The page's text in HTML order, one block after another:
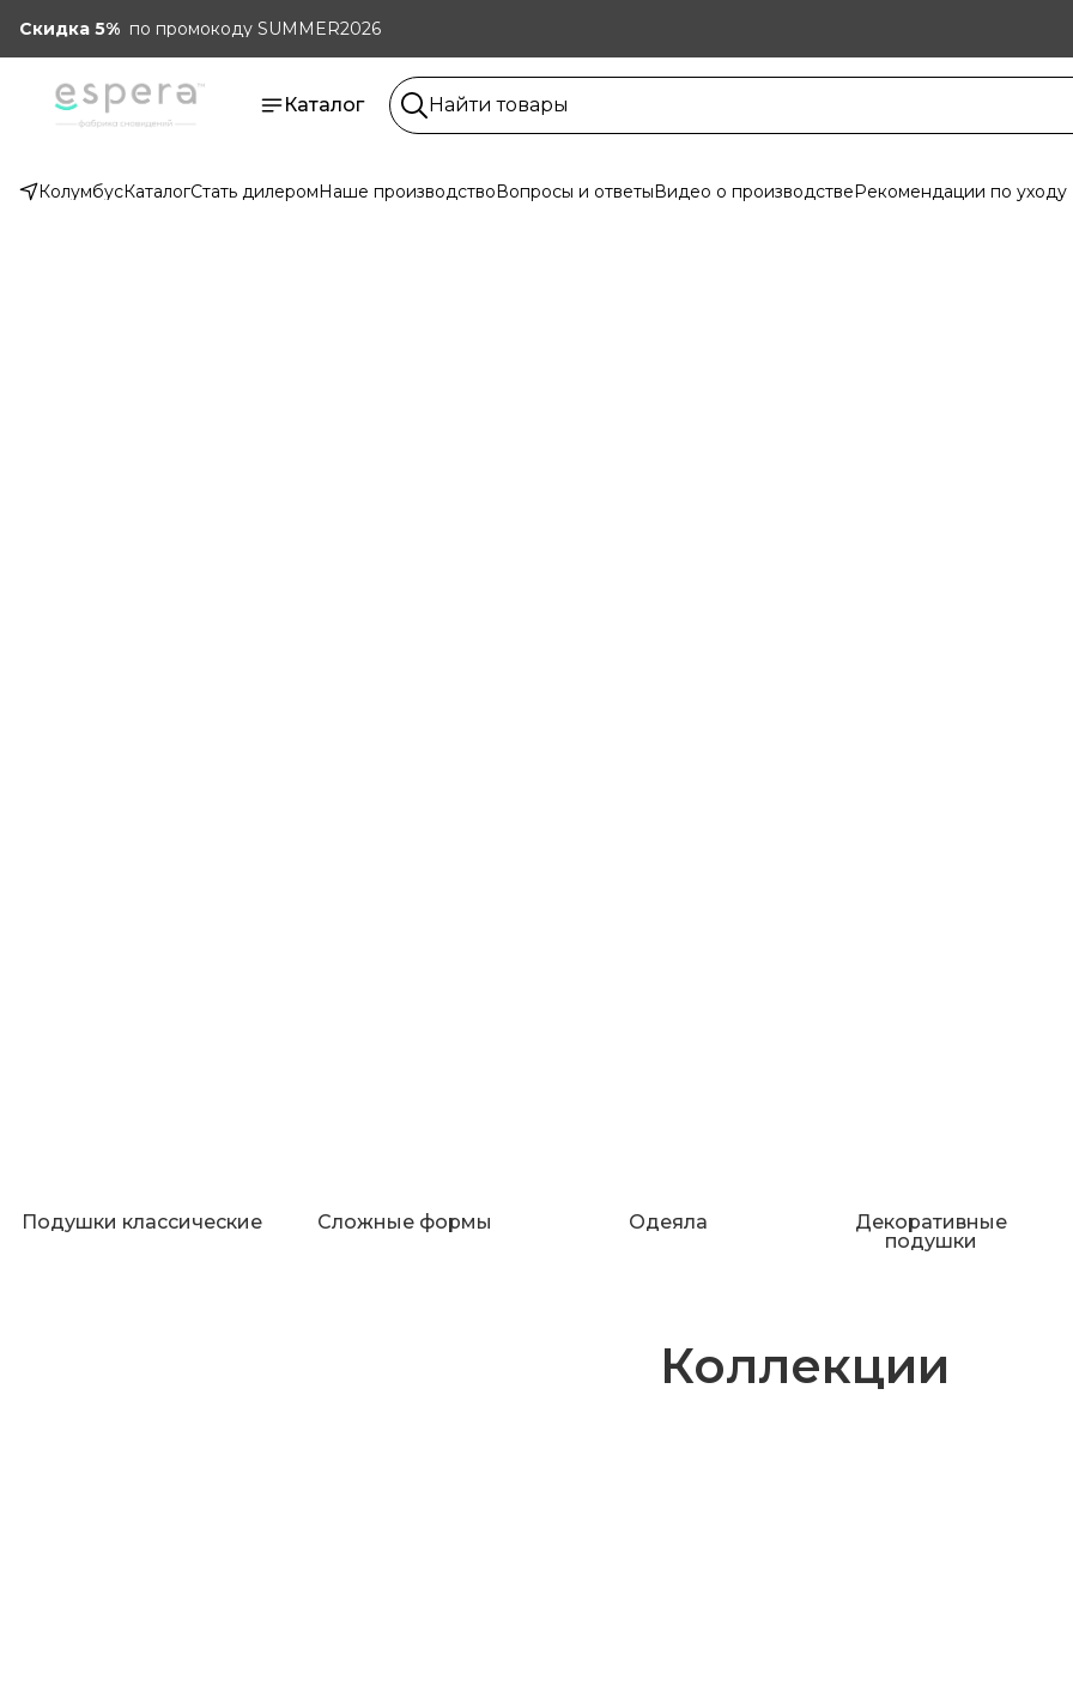
Скидка 5% по промокоду SUMMER2026
Каталог
КолумбусКаталогСтать дилеромНаше производствоВопросы и ответыВидео о производствеРекомендации по уходу
Подушки классические Сложные формы Одеяла
Декоративные
подушки
Коллекции